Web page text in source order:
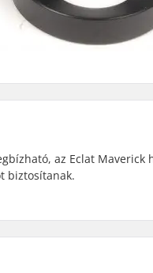
az Eclat
biztosítanak.